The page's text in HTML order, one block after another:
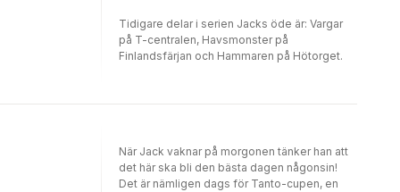
Tidigare delar i serien Jacks öde är: Vargar
på T-centralen, Havsmonster på
Finlandsfärjan och Hammaren på Hötorget.
När Jack vaknar på morgonen tänker han att
det här ska bli den bästa dagen någonsin!
Det är nämligen dags för Tanto-cupen, en